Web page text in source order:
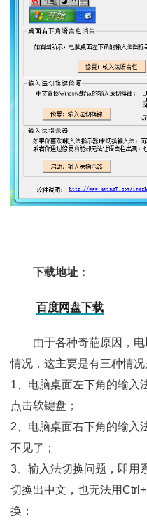
下载地址：
百度网盘下载
由于各种奇葩原因，
情况，这主要是有三种情况
1、电脑桌面左下角的输入
点击软键盘；
2、电脑桌面右下角的输入
不见了；
3、输入法切换问题，即用
切换出中文，也无法用
换；